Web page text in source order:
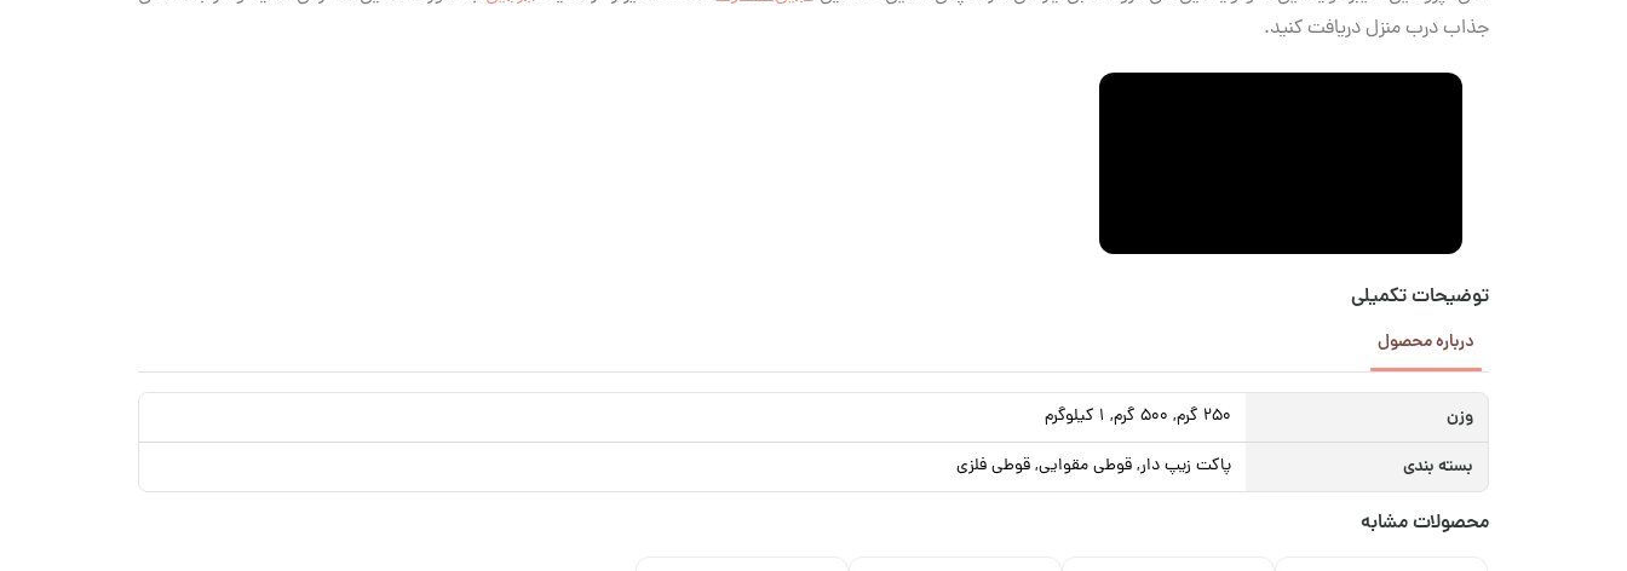
جذاب درب منزل دریافت کنید.
توضیحات تکمیلی
درباره محصول
وزن 250 گرم, 500 گرم, 1 کیلوگرم
بسته بندی پاکت زیپ دار, قوطی مقوایی, قوطی فلزی
محصولات مشابه